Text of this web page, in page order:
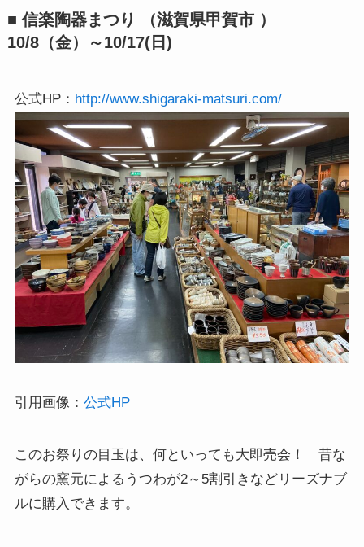
■ 信楽陶器まつり （滋賀県甲賀市 ）
10/8（金）～10/17(日)
公式HP： http://www.shigaraki-matsuri.com/
引用画像： 公式HP
このお祭りの目玉は、何といっても大即売会！ 昔な
がらの窯元によるうつわが2～5割引きなどリーズナブ
ルに購入できます。